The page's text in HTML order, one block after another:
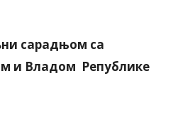
сарадњом са
и Владом Републике